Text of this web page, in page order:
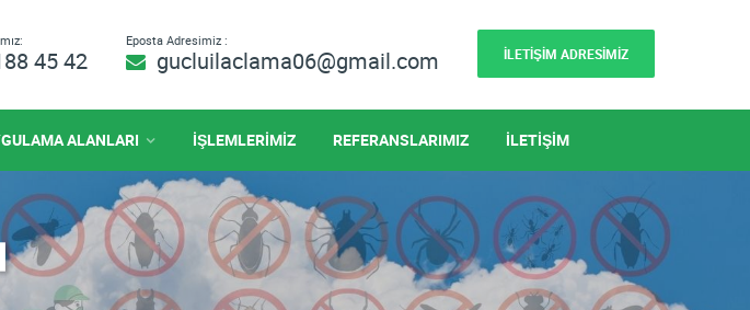
45 42
Eposta Adresimiz :
gucluilaclama06@gmail.com İLETİŞİM ADRESİMİZ
ALANLARI İŞLEMLERİMİZ REFERANSLARIMIZ İLETİŞİM